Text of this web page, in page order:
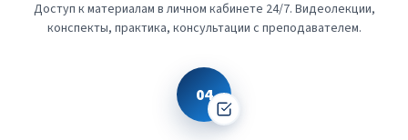
Доступ к материалам в личном кабинете 24/7. Видеолекции,
конспекты, практика, консультации с преподавателем.
04